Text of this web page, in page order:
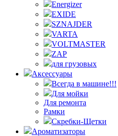
Energizer
EXIDE
SZNAJDER
VARTA
VOLTMASTER
ZAP
для грузовых
Аксессуары
Всегда в машине!!!
Для мойки
Для ремонта
Рамки
Скребки-Щетки
Ароматизаторы